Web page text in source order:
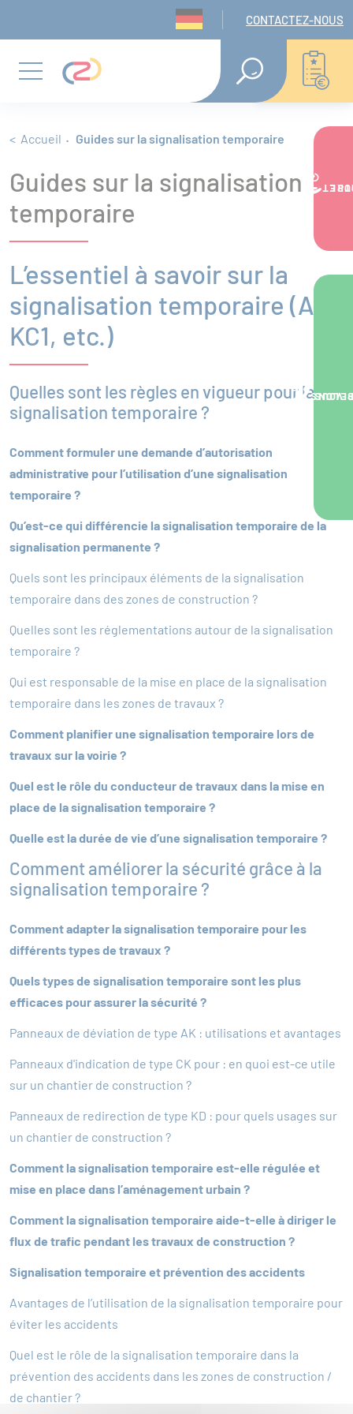
au
au
principal
au
de
page
Navigation
CONTACTEZ-NOUS
Menu
TEXTE
Fil d'Ariane
Accueil Guides sur la signalisation temporaire
Guides sur la signalisation
temporaire
L’essentiel à savoir sur la
signalisation temporaire (AK,
KC1, etc.)
Quelles sont les règles en vigueur pour la
signalisation temporaire ?
Comment formuler une demande d’autorisation
administrative pour l’utilisation d’une signalisation
temporaire ?
Qu’est-ce qui différencie la signalisation temporaire de la
signalisation permanente ?
Quels sont les principaux éléments de la signalisation
temporaire dans des zones de construction ?
Quelles sont les réglementations autour de la signalisation
temporaire ?
Qui est responsable de la mise en place de la signalisation
temporaire dans les zones de travaux ?
Comment planifier une signalisation temporaire lors de
travaux sur la voirie ?
Quel est le rôle du conducteur de travaux dans la mise en
place de la signalisation temporaire ?
Quelle est la durée de vie d’une signalisation temporaire ?
Comment améliorer la sécurité grâce à la
signalisation temporaire ?
Comment adapter la signalisation temporaire pour les
différents types de travaux ?
Quels types de signalisation temporaire sont les plus
efficaces pour assurer la sécurité ?
Panneaux de déviation de type AK : utilisations et avantages
Panneaux d'indication de type CK pour : en quoi est-ce utile
sur un chantier de construction ?
Panneaux de redirection de type KD : pour quels usages sur
un chantier de construction ?
Comment la signalisation temporaire est-elle régulée et
mise en place dans l’aménagement urbain ?
Comment la signalisation temporaire aide-t-elle à diriger le
flux de trafic pendant les travaux de construction ?
Signalisation temporaire et prévention des accidents
Avantages de l’utilisation de la signalisation temporaire pour
éviter les accidents
Quel est le rôle de la signalisation temporaire dans la
prévention des accidents dans les zones de construction /
de chantier ?
VOTRE
NOUS VOUS
Panneau de gestion des cookies